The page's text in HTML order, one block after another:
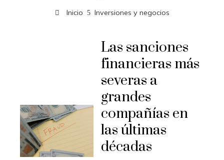
Inicio Inversiones y negocios
Las sanciones
financieras más
severas a
grandes
compañías en
las últimas
décadas